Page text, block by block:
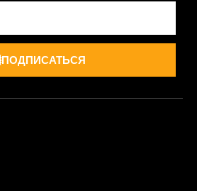
ПОДПИСАТЬСЯ